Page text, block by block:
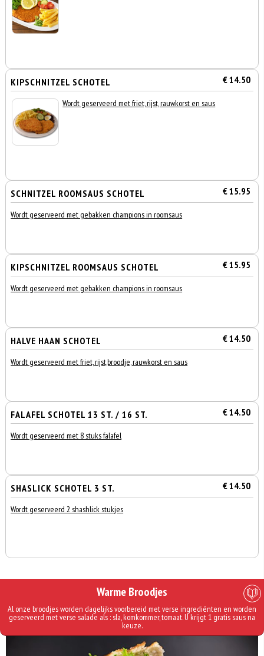
KIPSCHNITZEL SCHOTEL € 14.50
Wordt geserveerd met friet, rijst, rauwkorst en saus
SCHNITZEL ROOMSAUS SCHOTEL € 15.95
Wordt geserveerd met gebakken champions in roomsaus
KIPSCHNITZEL ROOMSAUS SCHOTEL € 15.95
Wordt geserveerd met gebakken champions in roomsaus
HALVE HAAN SCHOTEL € 14.50
Wordt geserveerd met friet, rijst,broodje, rauwkorst en saus
FALAFEL SCHOTEL 13 ST. / 16 ST. € 14.50
Wordt geserveerd met 8 stuks falafel
SHASLICK SCHOTEL 3 ST. € 14.50
Wordt geserveerd 2 shashlick stukjes
Warme Broodjes
Al onze broodjes worden dagelijks voorbereid met verse ingrediénten en worden
geserveerd met verse salade als : sla, komkommer, tomaat. U krijgt 1 gratis saus na
keuze.